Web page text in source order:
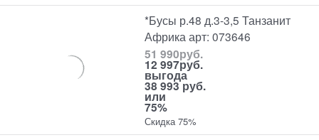
*Бусы р.48 д.3-3,5 Танзанит
Африка арт: 073646
51 990руб.
12 997руб.
выгода
38 993 руб.
или
75%
Скидка 75%